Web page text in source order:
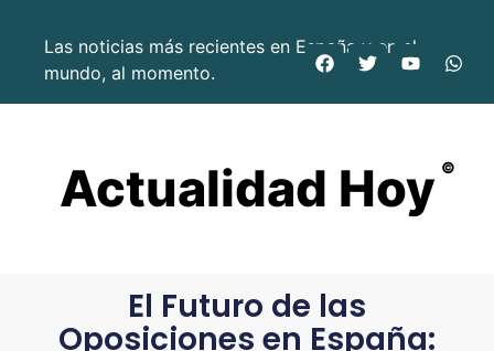
Las noticias más recientes en España y en el
mundo, al momento.
Actualidad Hoy ©
El Futuro de las
Oposiciones en España: